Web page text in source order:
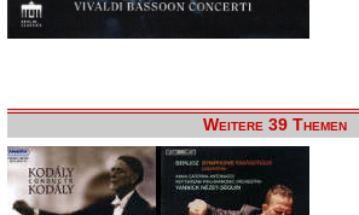
Weitere 39 Themen